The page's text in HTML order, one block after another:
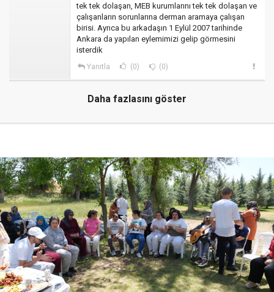
tek tek dolaşan, MEB kurumlarını tek tek dolaşan ve
çalışanların sorunlarına derman aramaya çalışan
birisi. Ayrıca bu arkadaşın 1 Eylül 2007 tarihinde
Ankara da yapılan eylemimizi gelip görmesini
isterdik
Yanıtla (0) (0)
Daha fazlasını göster